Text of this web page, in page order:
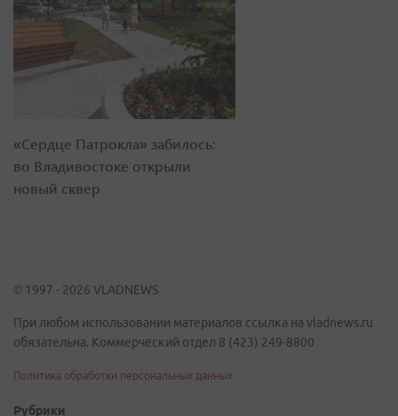
«Сердце Патрокла» забилось:
во Владивостоке открыли
новый сквер
© 1997 - 2026 VLADNEWS
При любом использовании материалов ссылка на vladnews.ru
обязательна. Коммерческий отдел 8 (423) 249-8800
Политика обработки персональных данных
Рубрики